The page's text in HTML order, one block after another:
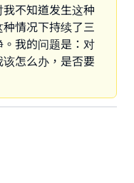
不知道发生这种
情况下持续了三
我的问题是：对
怎么办，是否要